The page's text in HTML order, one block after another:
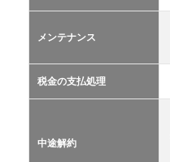
2.2
カー
リー
カー
メンテナンス
税金の支払処理
中途解約